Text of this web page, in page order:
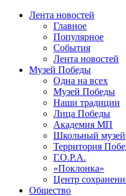
Лента новостей
Главное
Популярное
События
Лента новостей
Музей Победы
Одна на всех
Музей Победы
Наши традиции
Лица Победы
Академия МП
Школьный музей
Территория
Г.О.Р.А.
«Поклонка»
Центр
Общество